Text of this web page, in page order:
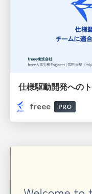
freee
PRO